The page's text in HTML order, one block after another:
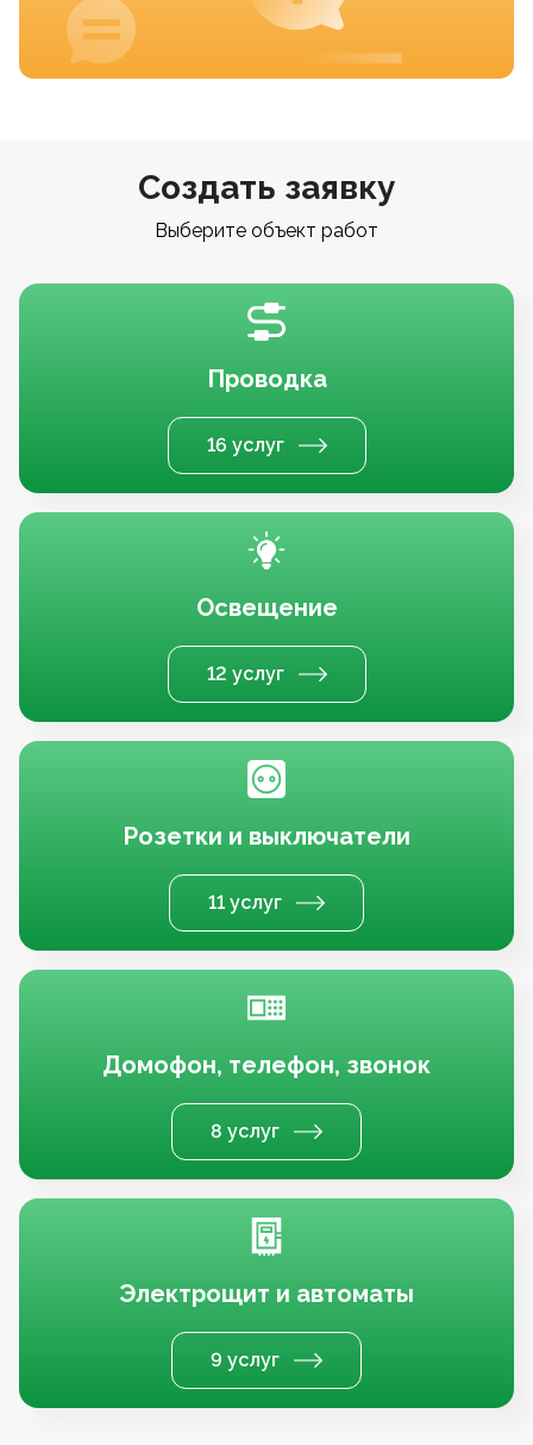
Создать заявку
Выберите объект работ
Проводка
16 услуг
Освещение
12 услуг
Розетки и выключатели
11 услуг
Домофон, телефон, звонок
8 услуг
Электрощит и автоматы
9 услуг